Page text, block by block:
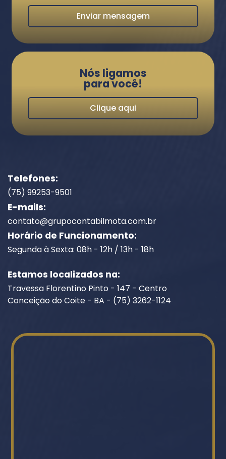
Enviar mensagem
Nós ligamos
para você!
Clique aqui
Telefones:
(75) 99253-9501
E-mails:
contato@grupocontabilmota.com.br
Horário de Funcionamento:
Segunda à Sexta: 08h - 12h / 13h - 18h
Estamos localizados na:
Travessa Florentino Pinto - 147 - Centro
Conceição do Coite - BA - (75) 3262-1124